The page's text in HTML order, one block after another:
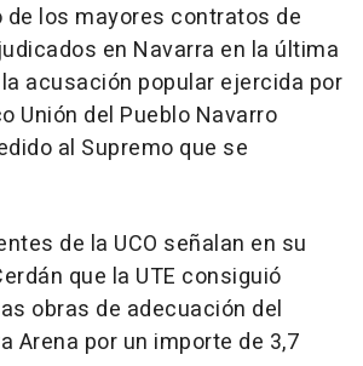
de los mayores contratos de
en Navarra en la última
acusación popular ejercida por
Unión del Pueblo Navarro
al Supremo que se
de la UCO señalan en su
que la UTE consiguió
obras de adecuación del
Arena por un importe de 3,7